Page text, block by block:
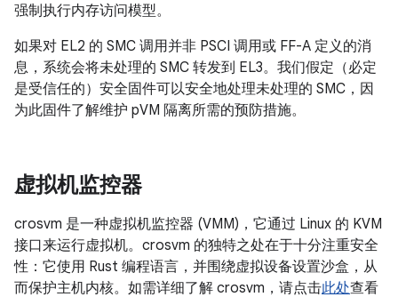
强制执行内存访问模型。
如果对 EL2 的 SMC 调用并非 PSCI 调用或 FF-A 定义的消
息，系统会将未处理的 SMC 转发到 EL3。我们假定（必定
是受信任的）安全固件可以安全地处理未处理的 SMC，因
为此固件了解维护 pVM 隔离所需的预防措施。
虚拟机监控器
crosvm 是一种虚拟机监控器 (VMM)，它通过 Linux 的 KVM
接口来运行虚拟机。crosvm 的独特之处在于十分注重安全
性：它使用 Rust 编程语言，并围绕虚拟设备设置沙盒，从
而保护主机内核。如需详细了解 crosvm，请点击此处查看